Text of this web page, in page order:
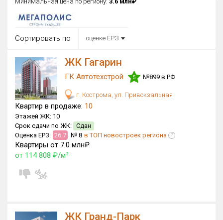
Все
Район в городе
Цена
от
Общая площадь, м²
от
Срок сдачи
от Сдан в 2015
×ДАП
Сортировать по оценке ЕРЗ
ЖК Гагарин
ГК Автотехстрой 5 №899 в РФ
г. Кострома, ул. Привокзальная
Квартир в продаже: 10
Этажей ЖК: 10
Срок сдачи по ЖК: Сдан
Оценка ЕРЗ: 26.7 № 8 в ТОП новостроек региона ?
Квартиры от 7.0 млн₽
от 114 808 ₽/м²
ЖК Гранд-Парк